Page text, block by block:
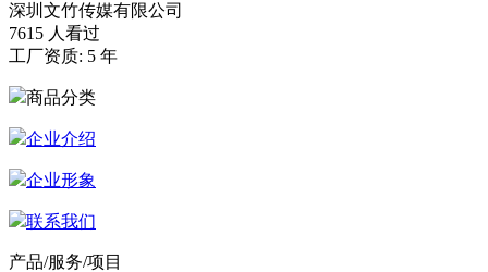
深圳文竹传媒有限公司
7615 人看过
工厂资质: 5 年
商品分类
企业介绍
企业形象
联系我们
产品/服务/项目